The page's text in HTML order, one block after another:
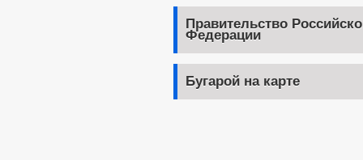
Правительство
Федерации
Бугарой на карте